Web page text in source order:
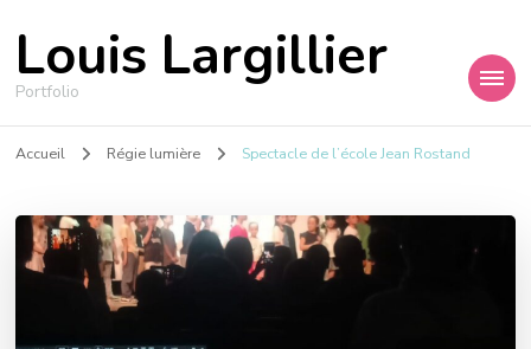
Louis Largillier
Portfolio
Accueil Régie lumière Spectacle de l’école Jean Rostand